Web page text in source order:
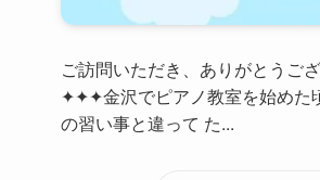
ご訪問いただき、ありがとうご
✦✦✦金沢でピアノ教室を始めた
の習い事と違って た...